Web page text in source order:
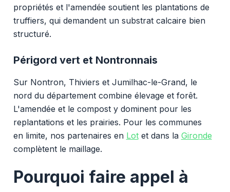
propriétés et l'amendée soutient les plantations de
truffiers, qui demandent un substrat calcaire bien
structuré.
Périgord vert et Nontronnais
Sur Nontron, Thiviers et Jumilhac-le-Grand, le
nord du département combine élevage et forêt.
L'amendée et le compost y dominent pour les
replantations et les prairies. Pour les communes
en limite, nos partenaires en Lotet dans la Gironde
complètent le maillage.
Pourquoi faire appel à